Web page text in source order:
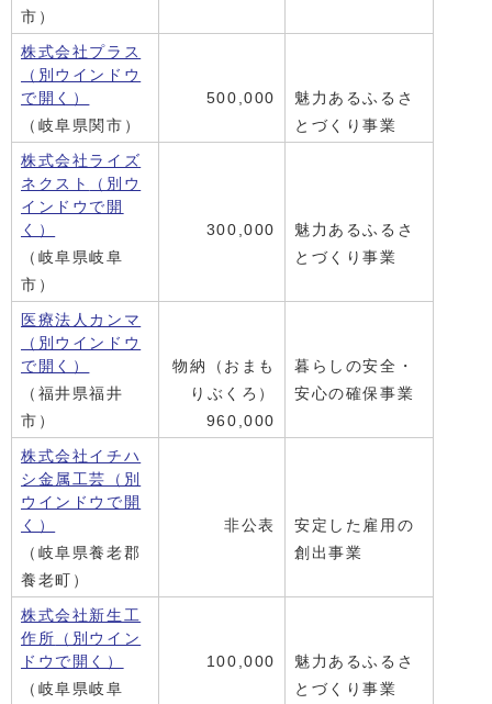
市）
株式会社プラス
（別ウインドウ
で開く）
（岐阜県関市）
500,000
魅力あるふるさ
とづくり事業
株式会社ライズ
ネクスト
（別ウ
インドウで開
く）
（岐阜県岐阜
市）
300,000
魅力あるふるさ
とづくり事業
医療法人カンマ
（別ウインドウ
で開く）
（福井県福井
市）
物納（おまも
りぶくろ）
960,000
暮らしの安全・
安心の確保事業
株式会社イチハ
シ金属工芸
（別
ウインドウで開
く）
（岐阜県養老郡
養老町）
非公表
安定した雇用の
創出事業
株式会社新生工
作所 （別ウイン
ドウで開く）
（岐阜県岐阜
100,000
魅力あるふるさ
とづくり事業